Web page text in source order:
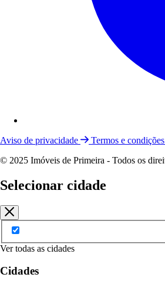
Aviso de privacidade
Termos e
© 2025 Imóveis de Primeira - Todos os
Selecionar cidade
Ver todas as cidades
Cidades